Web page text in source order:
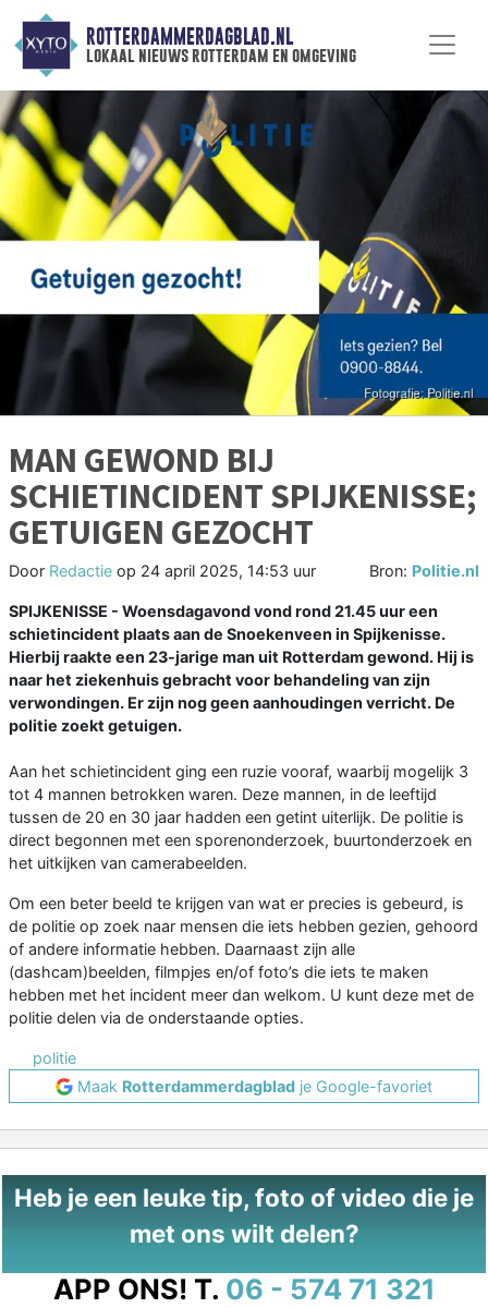
ROTTERDAMMERDAGBLAD.NL
lokaal nieuws rotterdam en omgeving
MAN GEWOND BIJ
SCHIETINCIDENT SPIJKENISSE;
GETUIGEN GEZOCHT
Door Redactie op 24 april 2025, 14:53 uur Bron: Politie.nl
SPIJKENISSE - Woensdagavond vond rond 21.45 uur een
schietincident plaats aan de Snoekenveen in Spijkenisse.
Hierbij raakte een 23-jarige man uit Rotterdam gewond. Hij is
naar het ziekenhuis gebracht voor behandeling van zijn
verwondingen. Er zijn nog geen aanhoudingen verricht. De
politie zoekt getuigen.
Aan het schietincident ging een ruzie vooraf, waarbij mogelijk 3
tot 4 mannen betrokken waren. Deze mannen, in de leeftijd
tussen de 20 en 30 jaar hadden een getint uiterlijk. De politie is
direct begonnen met een sporenonderzoek, buurtonderzoek en
het uitkijken van camerabeelden.
Om een beter beeld te krijgen van wat er precies is gebeurd, is
de politie op zoek naar mensen die iets hebben gezien, gehoord
of andere informatie hebben. Daarnaast zijn alle
(dashcam)beelden, filmpjes en/of foto’s die iets te maken
hebben met het incident meer dan welkom. U kunt deze met de
politie delen via de onderstaande opties.
politie
Maak Rotterdammerdagblad je Google-favoriet
Heb je een leuke tip, foto of video die je
met ons wilt delen?
APP ONS! T. 06 - 574 71 321